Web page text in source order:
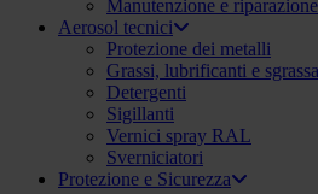
Manutenzione e riparazione
Aerosol tecnici
Protezione dei metalli
Grassi, lubrificanti e
Detergenti
Sigillanti
Vernici spray RAL
Sverniciatori
Protezione e Sicurezza